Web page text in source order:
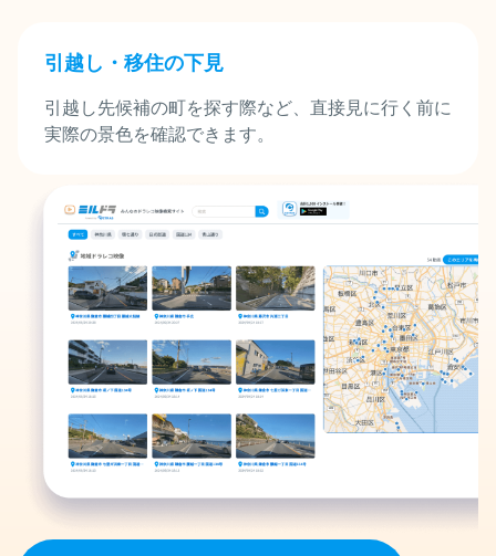
引越し・移住の下見
引越し先候補の町を探す際など、直接見に行く前に
実際の景色を確認できます。